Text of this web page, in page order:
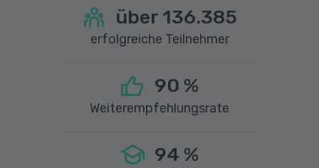
über 136.385
erfolgreiche Teilnehmer
90 %
Weiterempfehlungsrate
94 %